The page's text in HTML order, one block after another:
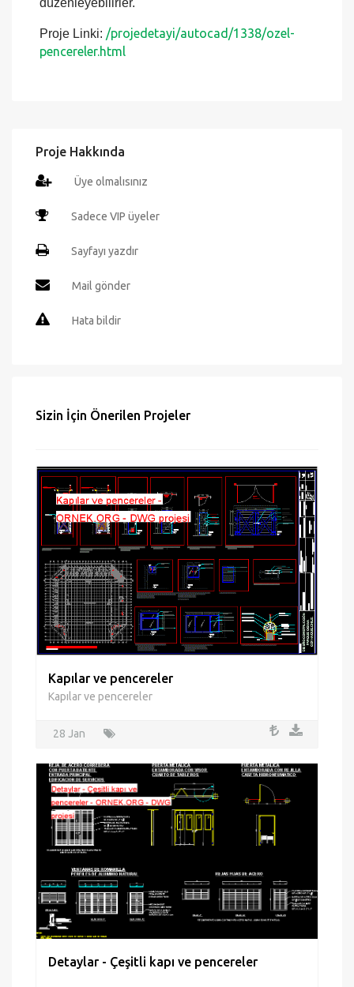
düzenleyebilirler.
Proje Linki:/projedetayi/autocad/1338/ozel-
pencereler.html
Proje Hakkında
Üye olmalısınız
Sadece VIP üyeler
Sayfayı yazdır
Mail gönder
Sizin İçin Önerilen Projeler
Kapılar ve pencereler
Kapılar ve pencereler
Detaylar - Çeşitli kapı ve pencereler